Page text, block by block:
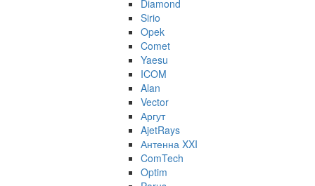
Diamond
Sirio
Opek
Comet
Yaesu
ICOM
Alan
Vector
Аргут
AjetRays
Антенна XXI
ComTech
Optim